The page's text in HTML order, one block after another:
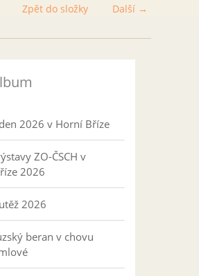
Další →
Zpět do složky
2026 v Horní Bříze
ZO-ČSCH v
2026
2026
beran v chovu